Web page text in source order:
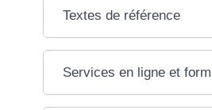
Textes de référence
Services en ligne et